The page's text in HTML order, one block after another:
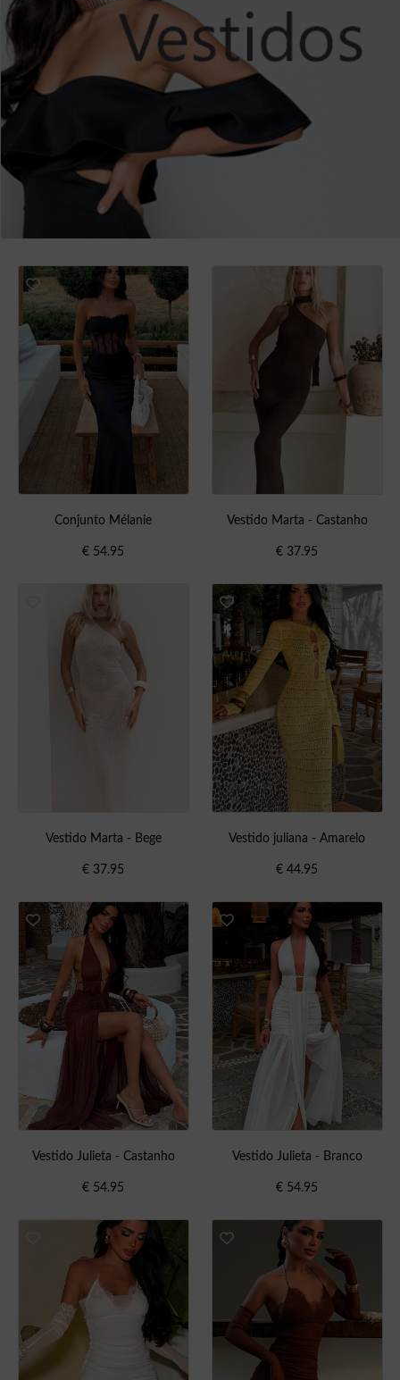
Conjunto Mélanie
€ 54.95
Vestido Marta - Castanho
€ 37.95
Vestido Marta - Bege
€ 37.95
Vestido juliana - Amarelo
€ 44.95
Vestido Julieta - Castanho
€ 54.95
Vestido Julieta - Branco
€ 54.95